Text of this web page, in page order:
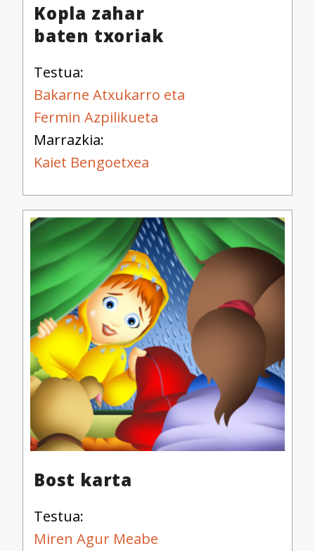
Kopla zahar
baten txoriak
Testua:
Bakarne Atxukarro eta
Fermin Azpilikueta
Marrazkia:
Kaiet Bengoetxea
Bost karta
Testua:
Miren Agur Meabe